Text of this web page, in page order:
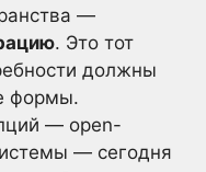
—
. Это тот
должны
формы.
— open-
— сегодня